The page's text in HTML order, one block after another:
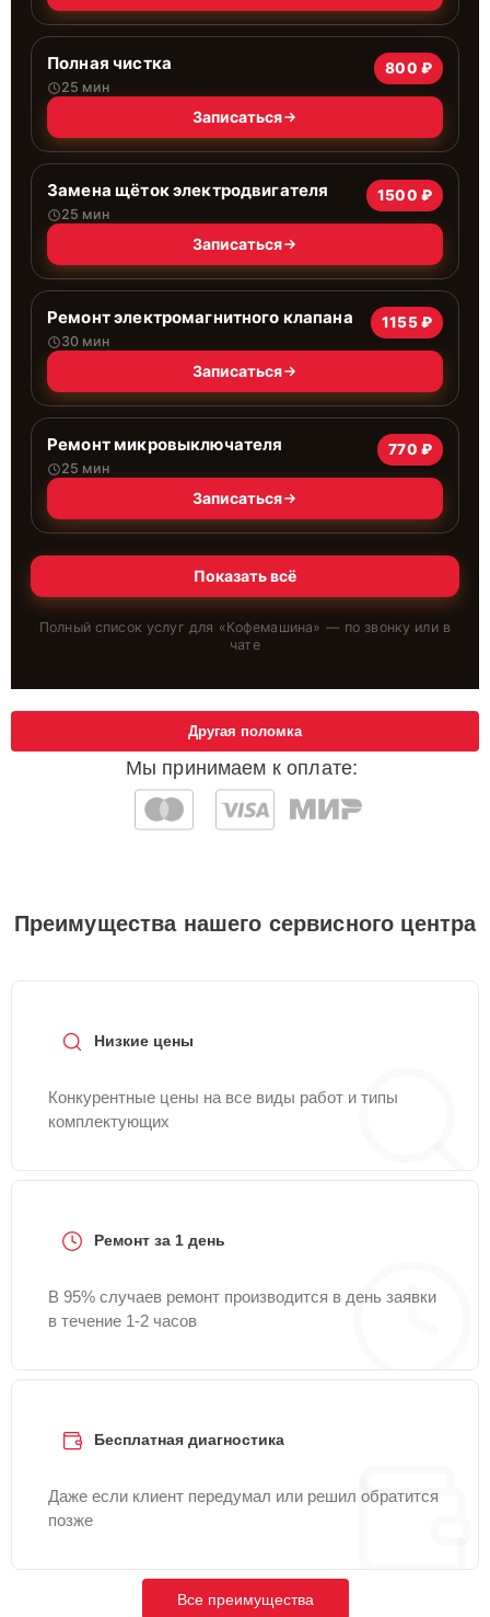
Полная чистка
25 мин
800 ₽
Записаться
Замена щёток электродвигателя
25 мин
1500 ₽
Записаться
Ремонт электромагнитного клапана
30 мин
1155 ₽
Записаться
Ремонт микровыключателя
25 мин
770 ₽
Записаться
Показать всё
Полный список услуг для «Кофемашина» — по звонку или в
чате
Мы принимаем к оплате:
Другая поломка
Преимущества нашего сервисного центра
Низкие цены
Конкурентные цены на все виды работ и типы
комплектующих
Ремонт за 1 день
В 95% случаев ремонт производится в день заявки
в течение 1-2 часов
Бесплатная диагностика
Даже если клиент передумал или решил обратится
позже
Все преимущества